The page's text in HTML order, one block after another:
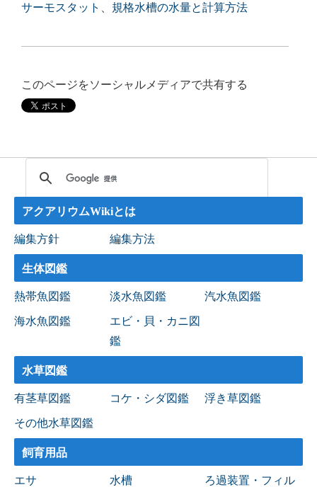
サーモスタット 規格水槽の水量と計算方法
このページをソーシャルメディアで共有する
アクアリウムWikiとは
編集方針 編集方法
生体図鑑
熱帯魚図鑑 淡水魚図鑑 汽水魚図鑑
海水魚図鑑
エビ・貝・カニ図
鑑
水草図鑑
有茎草図鑑 コケ・シダ図鑑 浮き草図鑑
その他水草図鑑
飼育用品
エサ 水槽
ろ過装置・フィル